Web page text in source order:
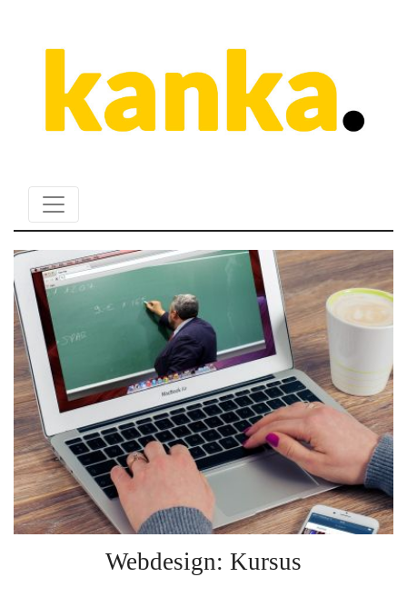
Webdesign: Kursus